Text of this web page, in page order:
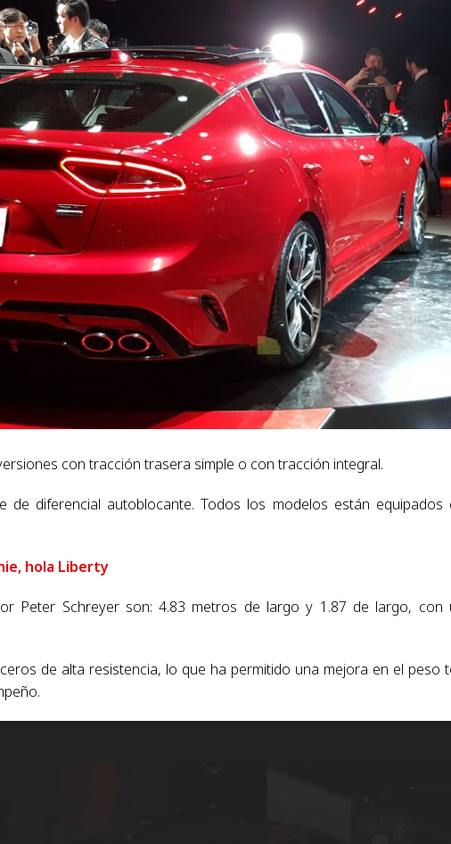
con tracción trasera simple o con tracción integral.
de diferencial autoblocante. Todos los modelos están equipados
hola Liberty
Peter Schreyer son: 4.83 metros de largo y 1.87 de largo, con
de alta resistencia, lo que ha permitido una mejora en el peso